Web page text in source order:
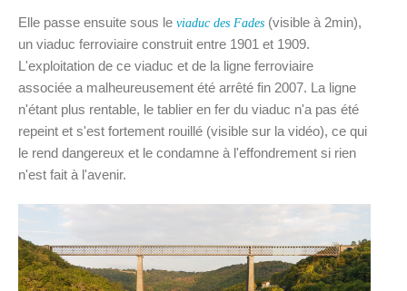
Elle passe ensuite sous le viaduc des Fades (visible à 2min),
un viaduc ferroviaire construit entre 1901 et 1909.
L'exploitation de ce viaduc et de la ligne ferroviaire
associée a malheureusement été arrêté fin 2007. La ligne
n'étant plus rentable, le tablier en fer du viaduc n'a pas été
repeint et s'est fortement rouillé (visible sur la vidéo), ce qui
le rend dangereux et le condamne à l'effondrement si rien
n'est fait à l'avenir.